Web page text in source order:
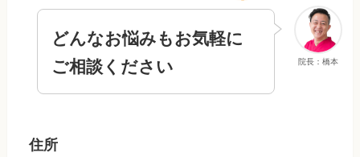
院長：橋本
どんなお悩みもお気軽に
ご相談ください
住所